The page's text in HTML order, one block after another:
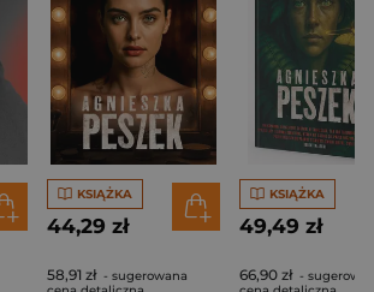
KSIĄŻKA
44,29 zł
58,91 zł - sugerowana
KSIĄŻKA
49,49 zł
66,90 zł -